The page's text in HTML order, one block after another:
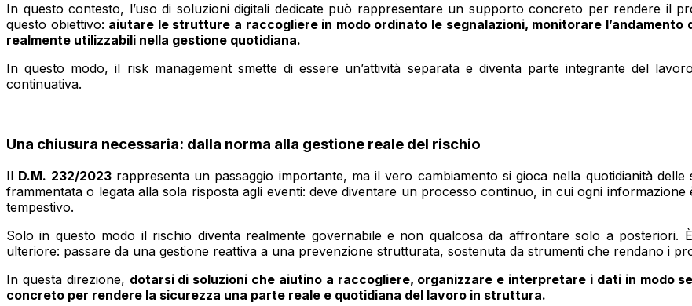
In questo contesto, l’uso di soluzioni digitali dedicate può rappresentare un supporto concreto per rendere il
questo obiettivo: aiutare le strutture a raccogliere in modo ordinato le segnalazioni, monitorare
realmente utilizzabili nella gestione quotidiana.
In questo modo, il risk management smette di essere un’attività separata e diventa parte integrante del
continuativa.
Una chiusura necessaria: dalla norma alla gestione reale del rischio
Il D.M. 232/2023rappresenta un passaggio importante, ma il vero cambiamento si gioca nella quotidianità
frammentata o legata alla sola risposta agli eventi: deve diventare un processo continuo, in cui ogni
tempestivo.
Solo in questo modo il rischio diventa realmente governabile e non qualcosa da affrontare solo a
ulteriore: passare da una gestione reattiva a una prevenzione strutturata, sostenuta da strumenti che rendano i
In questa direzione, dotarsi di soluzioni che aiutino a raccogliere, organizzare e interpretare i dati in modo
concreto per rendere la sicurezza una parte reale e quotidiana del lavoro in struttura.